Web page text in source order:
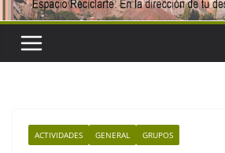
ACTIVIDADES GENERAL GRUPOS